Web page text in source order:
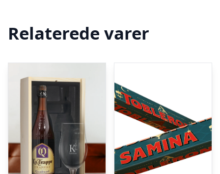
Relaterede varer